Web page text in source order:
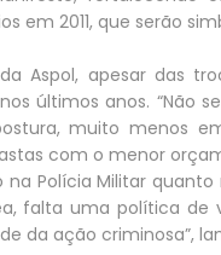
em 2011, que serão
Aspol, apesar das
últimos anos. “Não
muito menos
com o menor
Polícia Militar
falta uma política de
da ação criminosa”,